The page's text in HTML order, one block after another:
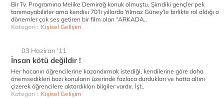
Bir Tv. Programına Melike Demirağ konuk olmuştu. Şimdiki gençler pek
tanımayabilirler ama kendisi 70’li yıllarda Yılmaz Güney’le birlikte rol aldığı o
dönemler çok ses getiren bir film olan “ARKADA..
Kategori : Kişisel Gelişim
03 Haziran '11
İnsan kötü değildir !
Her hocanın öğrencilerine kazandırmak istediği, kendilerine göre daha
önemsedikleri bazı konuların üzerinde fazlaca durdukları ve hatta altını
çizerek öğrencilere aktardıkları bilgiler vardır. İşt..
Kategori : Kişisel Gelişim